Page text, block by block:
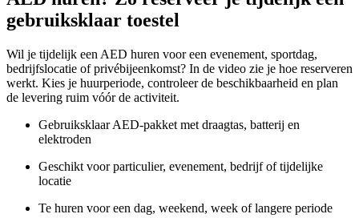
gebruiksklaar toestel
Wil je tijdelijk een AED huren voor een evenement, sportdag,
bedrijfslocatie of privébijeenkomst? In de video zie je hoe reserveren
werkt. Kies je huurperiode, controleer de beschikbaarheid en plan
de levering ruim vóór de activiteit.
Gebruiksklaar AED-pakket met draagtas, batterij en
elektroden
Geschikt voor particulier, evenement, bedrijf of tijdelijke
locatie
Te huren voor een dag, weekend, week of langere periode